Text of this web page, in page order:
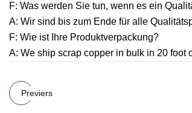
F: Was werden Sie tun, wenn es ein
A: Wir sind bis zum Ende für alle
F: Wie ist Ihre Produktverpackung?
A: We ship scrap copper in bulk in 20 foot
Previers